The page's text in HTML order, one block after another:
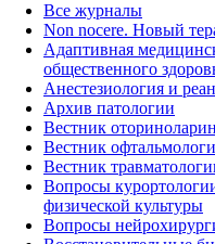
Все журналы
Non nocere. Новый
Адаптивная
общественного
Анестезиология и
Архив патологии
Вестник
Вестник
Вестник
Вопросы
физической культуры
Вопросы